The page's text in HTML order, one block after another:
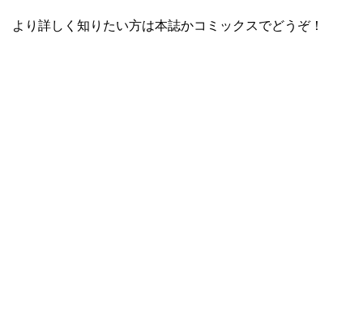
より詳しく知りたい方は本誌かコミックスでどうぞ！